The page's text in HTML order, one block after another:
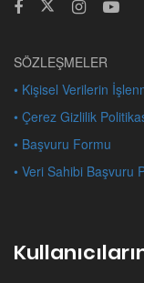
SÖZLEŞMELER
• Kişisel Verilerin
• Çerez Gizlilik
• Başvuru Formu
• Veri Sahibi Başvuru